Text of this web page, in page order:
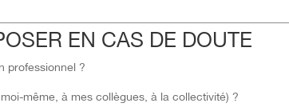
EN CAS DE DOUTE
professionnel ?
même, à mes collègues, à la collectivité) ?